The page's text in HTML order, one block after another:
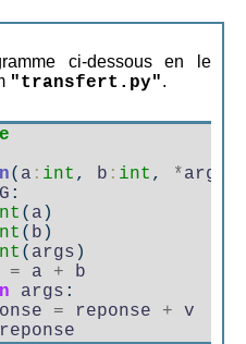
ci-dessous en le
"transfert.py".
( a : int , b : int , *args
:
( a )
( b )
( args )
= a +
b
args :
= reponse +
v
reponse